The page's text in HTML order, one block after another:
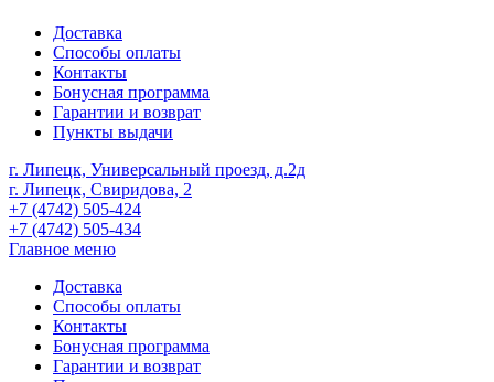
Доставка
Способы оплаты
Контакты
Бонусная программа
Гарантии и возврат
Пункты выдачи
г. Липецк, Универсальный проезд, д.2д
г. Липецк, Свиридова, 2
+7 (4742) 505-424
+7 (4742) 505-434
Главное меню
Доставка
Способы оплаты
Контакты
Бонусная программа
Гарантии и возврат